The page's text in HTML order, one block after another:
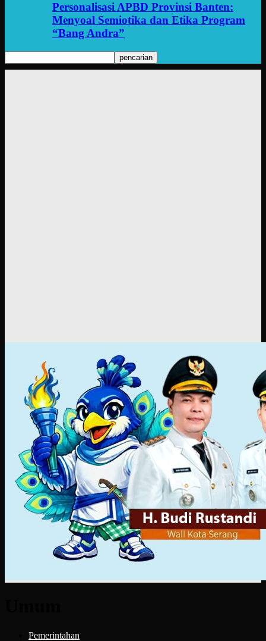
Personalisasi APBD Provinsi Banten:
Menyoal Semiotika dan Etika Program
“Bang Andra”
Pemerintahan